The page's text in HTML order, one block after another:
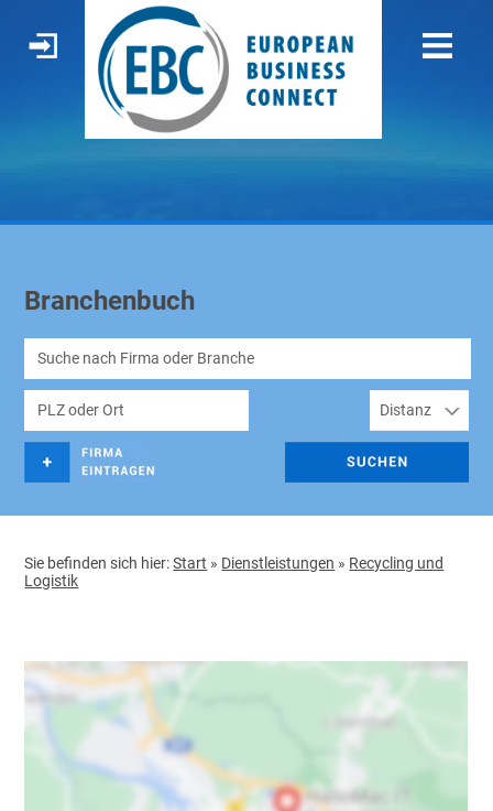
Branchenbuch
Sie befinden sich hier:Start » Dienstleistungen » Recycling und
Logistik